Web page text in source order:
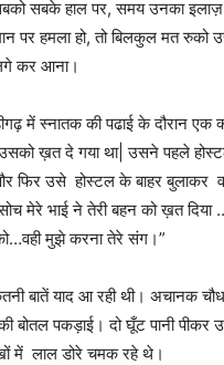
सबके हाल पर, समय उनका
पर हमला हो, तो बिलकुल मत रुको
कर आना।
में स्नातक की पढाई के दौरान एक
ख़त दे गया था| उसने पहले
फिर उसे होस्टल के बाहर बुलाकर
मेरे भाई ने तेरी बहन को ख़त दिया
मुझे करना तेरे संग।”
बातें याद आ रही थी। अचानक
बोतल पकड़ाई। दो घूँट पानी पीकर
में लाल डोरे चमक रहे थे।